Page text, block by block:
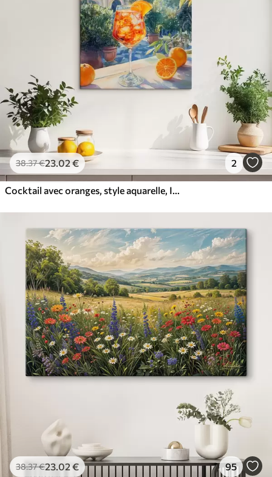
38.37€23.02 € 2
Cocktail avec oranges, style aquarelle, Italie, Aperol Spritz, architecture, jardin d'été
38.37€23.02 € 95